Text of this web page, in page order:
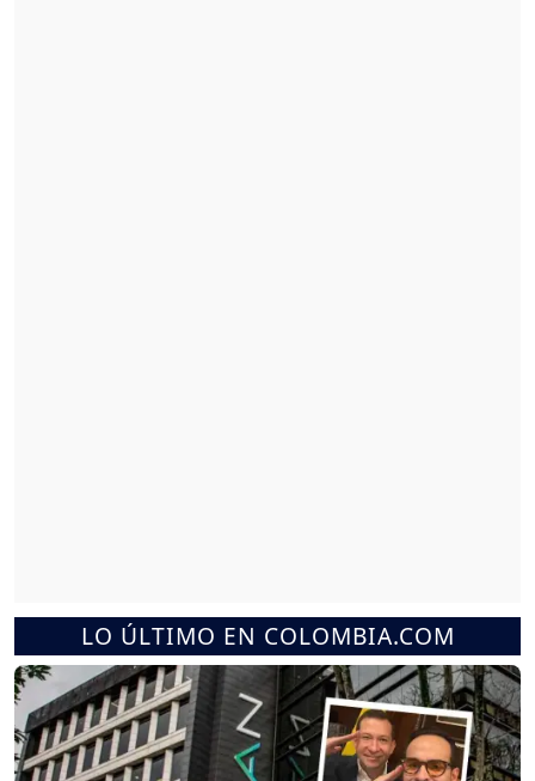
LO ÚLTIMO EN COLOMBIA.COM